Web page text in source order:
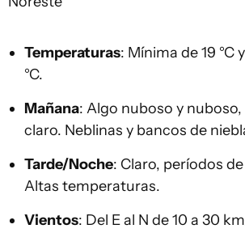
Temperaturas: Mínima de 19 °C
°C.
Mañana: Algo nuboso y
claro. Neblinas y bancos de
Tarde/Noche: Claro, períodos
Altas temperaturas.
Vientos: Del E al N de 10 a 30